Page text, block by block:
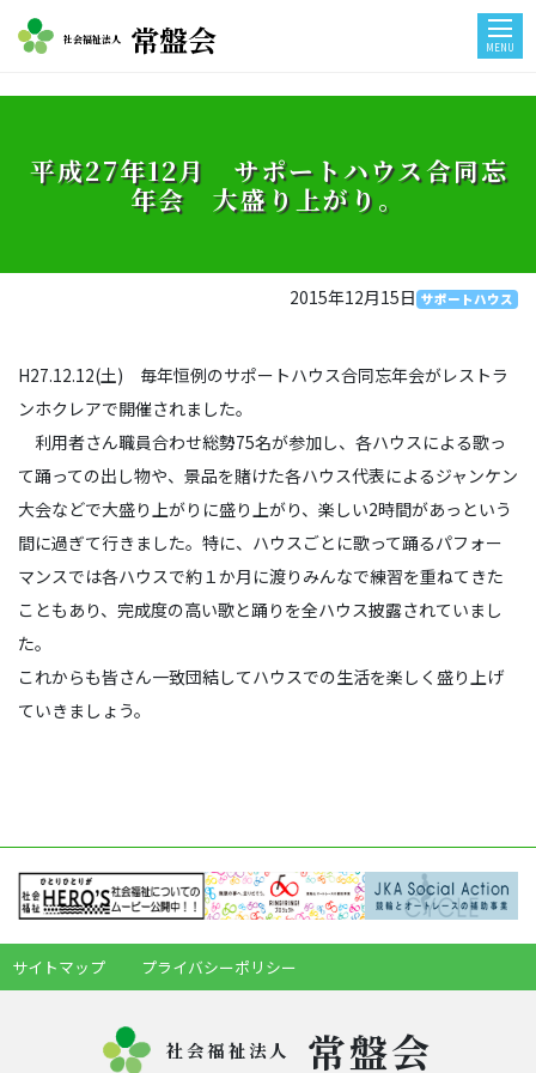
社会福祉法人 常盤会 MENU
平成27年12月 サポートハウス合同忘
年会 大盛り上がり。
2015年12月15日 サポートハウス
H27.12.12(土) 毎年恒例のサポートハウス合同忘年会がレストラ
ンホクレアで開催されました。
利用者さん職員合わせ総勢75名が参加し、各ハウスによる歌っ
て踊っての出し物や、景品を賭けた各ハウス代表によるジャンケン
大会などで大盛り上がりに盛り上がり、楽しい2時間があっという
間に過ぎて行きました。特に、ハウスごとに歌って踊るパフォー
マンスでは各ハウスで約１か月に渡りみんなで練習を重ねてきた
こともあり、完成度の高い歌と踊りを全ハウス披露されていまし
た。
これからも皆さん一致団結してハウスでの生活を楽しく盛り上げ
ていきましょう。
サイトマップ プライバシーポリシー
社会福祉法人 常盤会